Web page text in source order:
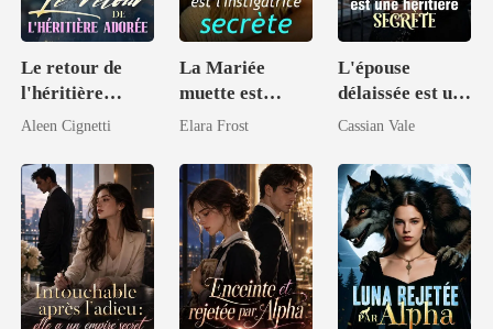
Le retour de
l'héritière
adorée
Aleen Cignetti
La Mariée
muette est
l'instigatrice
Elara Frost
L'épouse
délaissée est une
héritière
Cassian Vale